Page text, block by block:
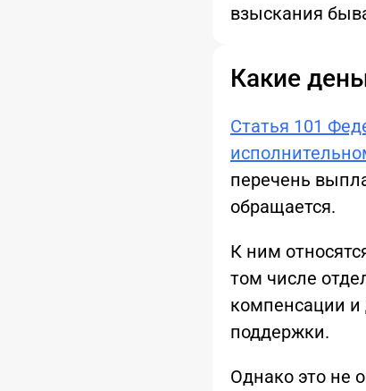
взыскания
Какие
Статья 101
перечень
обращается.
К ним
том числе
компенсации и
поддержки.
Однако это не